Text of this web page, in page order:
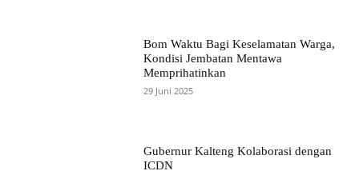
Bom Waktu Bagi Keselamatan Warga,
Kondisi Jembatan Mentawa
Memprihatinkan
29 Juni 2025
Gubernur Kalteng Kolaborasi dengan
ICDN